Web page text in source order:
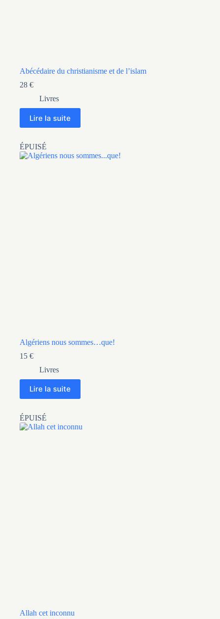
Abécédaire du christianisme et de l’islam
28 €
Livres
Lire la suite
ÉPUISÉ
Algériens nous sommes…que!
15 €
Livres
Lire la suite
ÉPUISÉ
Allah cet inconnu